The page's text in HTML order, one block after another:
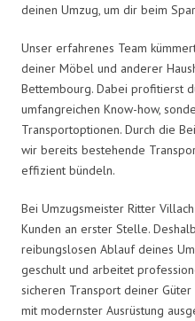
deinen Umzug, um dir beim
Unser erfahrenes Team
deiner Möbel und anderer
Bettembourg. Dabei profitierst
umfangreichen Know-how,
Transportoptionen. Durch die
wir bereits bestehende
effizient bündeln.
Bei Umzugsmeister Ritter
Kunden an erster Stelle.
reibungslosen Ablauf deines
geschult und arbeitet
sicheren Transport deiner
mit modernster Ausrüstung